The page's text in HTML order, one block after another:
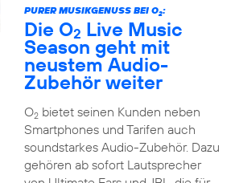
PURER MUSIKGENUSS BEI O2:
Die O2 Live Music
Season geht mit
neustem Audio-
Zubehör weiter
O2bietet seinen Kunden neben
Smartphones und Tarifen auch
soundstarkes Audio-Zubehör. Dazu
gehören ab sofort Lautsprecher